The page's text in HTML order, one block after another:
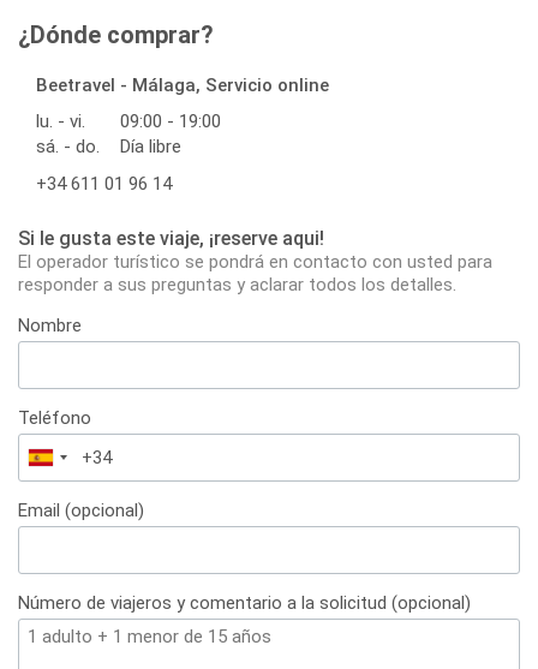
¿Dónde comprar?
Beetravel - Málaga, Servicio online
lu. - vi.
09:00 - 19:00
sá. - do.
Día libre
+34 611 01 96 14
Si le gusta este viaje, ¡reserve aqui!
El operador turístico se pondrá en contacto con usted para
responder a sus preguntas y aclarar todos los detalles.
Nombre
Teléfono
España
+34
Email (opcional)
Número de viajeros y comentario a la solicitud (opcional)